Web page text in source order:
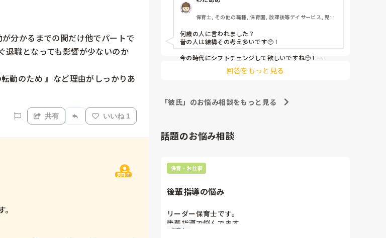
分かるまでの間だけ他でパートで
退職となっても影響が少ないのか
勤のため 』など理由がしっかりあ
共有 いいね 1
質問主
無理です。保育士, その他の職種, 保育園, 放課後等デイサービス, 児童
何歳の人に言われました？
昔の人は結構その考え多いです🥺！
今の時代にシフトチェンジして欲しいですね🥺！
60代の男性管理者はその考え言ってました〜🥺！
回答をもっと見る
「彼氏」のお悩み相談をもっと見る
話題のお悩み相談
保育・お仕事
後輩指導の悩み
リーダー保育士です。
後輩指導で悩んでます。
初めて年長を持つ後輩がいますが
保育士